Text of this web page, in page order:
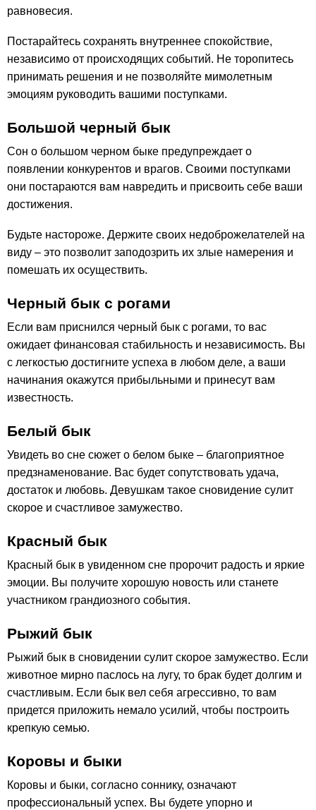
равновесия.
Постарайтесь сохранять внутреннее спокойствие,
независимо от происходящих событий. Не торопитесь
принимать решения и не позволяйте мимолетным
эмоциям руководить вашими поступками.
Большой черный бык
Сон о большом черном быке предупреждает о
появлении конкурентов и врагов. Своими поступками
они постараются вам навредить и присвоить себе ваши
достижения.
Будьте настороже. Держите своих недоброжелателей на
виду – это позволит заподозрить их злые намерения и
помешать их осуществить.
Черный бык с рогами
Если вам приснился черный бык с рогами, то вас
ожидает финансовая стабильность и независимость. Вы
с легкостью достигните успеха в любом деле, а ваши
начинания окажутся прибыльными и принесут вам
известность.
Белый бык
Увидеть во сне сюжет о белом быке – благоприятное
предзнаменование. Вас будет сопутствовать удача,
достаток и любовь. Девушкам такое сновидение сулит
скорое и счастливое замужество.
Красный бык
Красный бык в увиденном сне пророчит радость и яркие
эмоции. Вы получите хорошую новость или станете
участником грандиозного события.
Рыжий бык
Рыжий бык в сновидении сулит скорое замужество. Если
животное мирно паслось на лугу, то брак будет долгим и
счастливым. Если бык вел себя агрессивно, то вам
придется приложить немало усилий, чтобы построить
крепкую семью.
Коровы и быки
Коровы и быки, согласно соннику, означают
профессиональный успех. Вы будете упорно и